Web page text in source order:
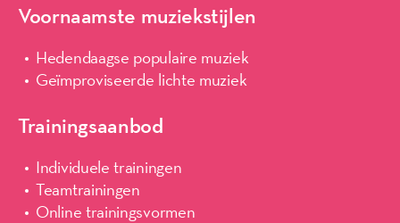
Voornaamste muziekstijlen
Hedendaagse populaire muziek
Geïmproviseerde lichte muziek
Trainingsaanbod
Individuele trainingen
Teamtrainingen
Online trainingsvormen